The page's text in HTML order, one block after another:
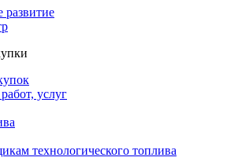
развитие
услуг
технологического топлива